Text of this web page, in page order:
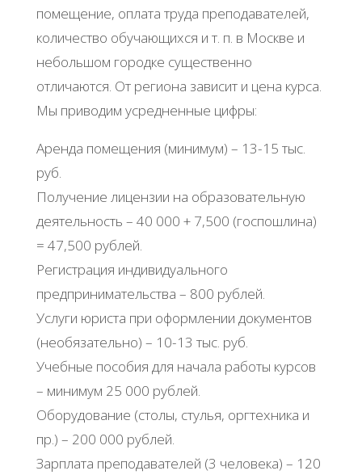
помещение, оплата труда преподавателей,
количество обучающихся и т. п. в Москве и
небольшом городке существенно
отличаются. От региона зависит и цена курса.
Мы приводим усредненные цифры:
Аренда помещения (минимум) – 13-15 тыс.
руб.
Получение лицензии на образовательную
деятельность – 40 000 + 7,500 (госпошлина)
= 47,500 рублей.
Регистрация индивидуального
предпринимательства – 800 рублей.
Услуги юриста при оформлении документов
(необязательно) – 10-13 тыс. руб.
Учебные пособия для начала работы курсов
– минимум 25 000 рублей.
Оборудование (столы, стулья, оргтехника и
пр.) – 200 000 рублей.
Зарплата преподавателей (3 человека) – 120